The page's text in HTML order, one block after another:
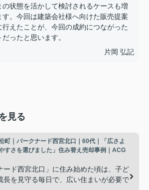
の状態を活かして検討されるケースも増
す。今回は建築会社様へ向けた販売提案
行えたことが、今回の成約につながった
ったと思います。
片岡 弘記
見る
町｜パークナード西宮北口｜60代｜「広さよ
すさを選びました」住み替え売却事例｜ACG
ード西宮北口」に住み始めた頃は、子ど
長を見守る毎日で、広い住まいが必要で